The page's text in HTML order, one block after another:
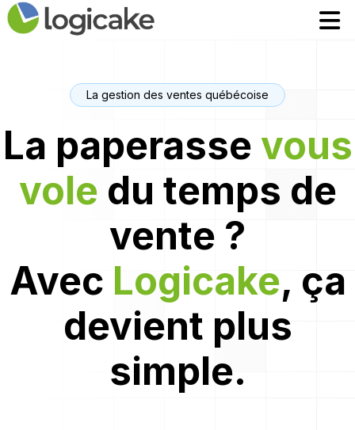
Tarifs
EN
Robin assistant AI
Se connecter
La gestion des ventes québécoise
La paperasse vous
vole du temps de
vente ?
Avec Logicake, ça
devient plus
simple.
Accueil
Tarifs
EN
Robin assistant AI
Se connecter